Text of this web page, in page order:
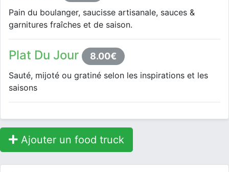
Pain du boulanger, saucisse artisanale, sauces &
garnitures fraîches et de saison.
Plat Du Jour 8.00€
Sauté, mijoté ou gratiné selon les inspirations et les
saisons
Ajouter un food truck